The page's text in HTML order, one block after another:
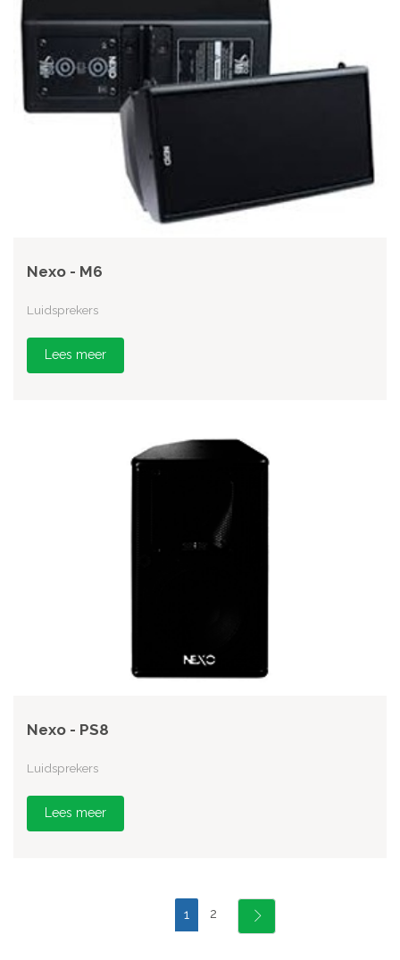
Nexo - M6
Luidsprekers
Lees meer
Nexo - PS8
Luidsprekers
Lees meer
1 2